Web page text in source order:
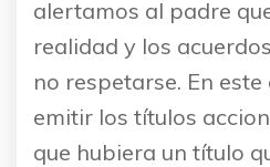
alertamos al padre
realidad y los
no respetarse. En
emitir los títulos
que hubiera un título